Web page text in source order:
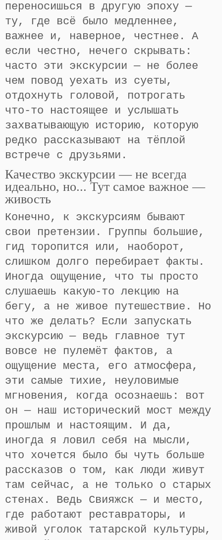
переносишься в другую эпоху —
ту, где всё было медленнее,
важнее и, наверное, честнее. А
если честно, нечего скрывать:
часто эти экскурсии — не более
чем повод уехать из суеты,
отдохнуть головой, потрогать
что-то настоящее и услышать
захватывающую историю, которую
редко рассказывают на тёплой
встрече с друзьями.
Качество экскурсии — не всегда
идеально, но... Тут самое важное —
живость
Конечно, к экскурсиям бывают
свои претензии. Группы большие,
гид торопится или, наоборот,
слишком долго перебирает факты.
Иногда ощущение, что ты просто
слушаешь какую-то лекцию на
бегу, а не живое путешествие. Но
что же делать? Если запускать
экскурсию — ведь главное тут
вовсе не пулемёт фактов, а
ощущение места, его атмосфера,
эти самые тихие, неуловимые
мгновения, когда осознаешь: вот
он — наш исторический мост между
прошлым и настоящим. И да,
иногда я ловил себя на мысли,
что хочется было бы чуть больше
рассказов о том, как люди живут
там сейчас, а не только о старых
стенах. Ведь Свияжск — и место,
где работают реставраторы, и
живой уголок татарской культуры,